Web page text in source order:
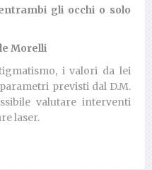
gli occhi o solo
Morelli
i valori da lei
previsti dal D.M.
valutare interventi
laser.